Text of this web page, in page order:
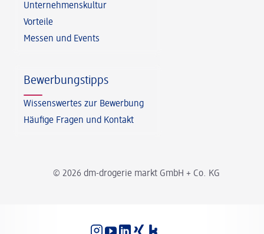
© 2026 dm-drogerie markt GmbH + Co. KG
Unternehmenskultur
Vorteile
Messen und Events
Bewerbungstipps
Wissenswertes zur Bewerbung
Häufige Fragen und Kontakt